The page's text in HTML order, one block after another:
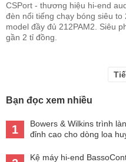
CSPort - thương hiệu hi-end
đèn nổi tiếng chạy bóng siêu
model đầy đủ 212PAM2. Siêu
gần 2 tỉ đồng.
Bạn đọc xem nhiều
1
Bowers & Wilkins trình
đỉnh cao cho dòng loa
Kệ máy hi-end